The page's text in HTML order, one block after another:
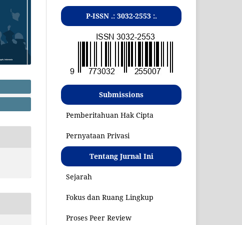
P-ISSN .: 3032-2553:.
Submissions
Pemberitahuan Hak Cipta
Pernyataan Privasi
Tentang Jurnal Ini
Sejarah
Fokus dan Ruang Lingkup
Proses Peer Review